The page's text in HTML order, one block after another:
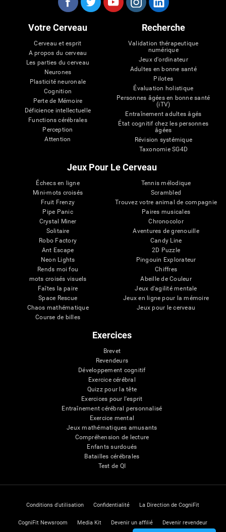
Votre Cerveau
Cerveau et esprit
A propos du cerveau
Les parties du cerveau
Neurones
Plasticité neuronale
Cognition
Perte de Mémoire
Déficience intellectuelle
Functions cérébrales
Perception
Attention
Recherche
Validation thérapeutique
numérique
Jeux d'ordinateur
Adultes en bonne santé
Pilotes
Évaluation holistique
Personnes âgées en bonne santé
(iTV)
Entraînement adultes âgés
État cognitif chez les personnes
âgées
Révision systémique
Taxonomie SG4D
Jeux Pour Le Cerveau
Échecs en ligne
Mini-mots croisés
Fruit Frenzy
Pipe Panic
Crystal Miner
Solitaire
Robo Factory
Ant Escape
Neon Lights
Rends moi fou
mots croisés visuels
Faîtes la paire
Space Rescue
Chaos mathématique
Course de billes
Tennis mélodique
Scrambled
Trouvez votre animal de compagnie
Paires musicales
Chronocolor
Aventures de grenouille
Candy Line
2D Puzzle
Pingouin Explorateur
Chiffres
Abeille de Couleur
Jeux d'agilité mentale
Jeux en ligne pour la mémoire
Jeux pour le cerveau
Exercices
Brevet
Revendeurs
Développement cognitif
Exercice cérébral
Quizz pour la tête
Exercices pour l'esprit
Entraînement cérébral personnalisé
Exercice mental
Jeux mathématiques amusants
Compréhension de lecture
Enfants surdoués
Batailles cérébrales
Test de QI
Conditions d'utilisation Confidentialité La Direction de CogniFit
CogniFit Newsroom Media Kit Devenir un affilié Devenir revendeur